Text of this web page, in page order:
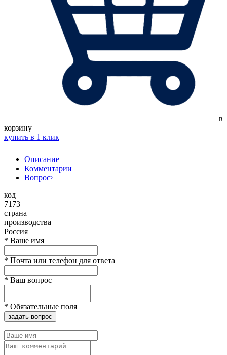
в
корзину
купить в 1 клик
Описание
Комментарии
Вопрос?
код
7173
страна
производства
Россия
* Ваше имя
* Почта или телефон для ответа
* Ваш вопрос
* Обязательные поля
задать вопрос